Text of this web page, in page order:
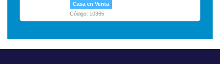
Casa en Venta
Código: 10365